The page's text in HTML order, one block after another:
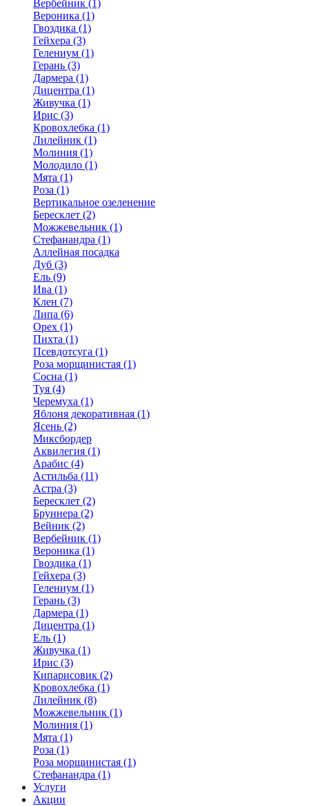
Вербейник (1)
Вероника (1)
Гвоздика (1)
Гейхера (3)
Гелениум (1)
Герань (3)
Дармера (1)
Дицентра (1)
Живучка (1)
Ирис (3)
Кровохлебка (1)
Лилейник (1)
Молиния (1)
Молодило (1)
Мята (1)
Роза (1)
Вертикальное озеленение
Бересклет (2)
Можжевельник (1)
Стефанандра (1)
Аллейная посадка
Дуб (3)
Ель (9)
Ива (1)
Клен (7)
Липа (6)
Орех (1)
Пихта (1)
Псевдотсуга (1)
Роза морщинистая (1)
Сосна (1)
Туя (4)
Черемуха (1)
Яблоня декоративная (1)
Ясень (2)
Миксбордер
Аквилегия (1)
Арабис (4)
Астильба (11)
Астра (3)
Бересклет (2)
Бруннера (2)
Вейник (2)
Вербейник (1)
Вероника (1)
Гвоздика (1)
Гейхера (3)
Гелениум (1)
Герань (3)
Дармера (1)
Дицентра (1)
Ель (1)
Живучка (1)
Ирис (3)
Кипарисовик (2)
Кровохлебка (1)
Лилейник (8)
Можжевельник (1)
Молиния (1)
Мята (1)
Роза (1)
Роза морщинистая (1)
Стефанандра (1)
Услуги
Акции